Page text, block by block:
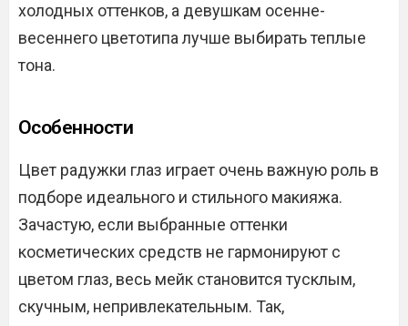
холодных оттенков, а девушкам осенне-
весеннего цветотипа лучше выбирать теплые
тона.
Особенности
Цвет радужки глаз играет очень важную роль в
подборе идеального и стильного макияжа.
Зачастую, если выбранные оттенки
косметических средств не гармонируют с
цветом глаз, весь мейк становится тусклым,
скучным, непривлекательным. Так,